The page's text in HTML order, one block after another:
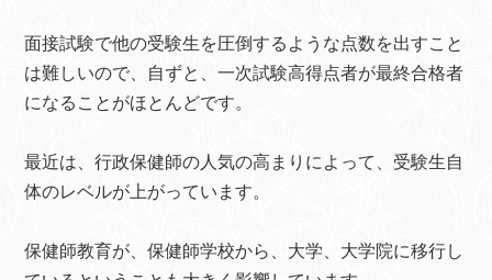
面接試験で他の受験生を圧倒するような点数を出すこと
は難しいので、自ずと、一次試験高得点者が最終合格者
になることがほとんどです。
最近は、行政保健師の人気の高まりによって、受験生自
体のレベルが上がっています。
保健師教育が、保健師学校から、大学、大学院に移行し